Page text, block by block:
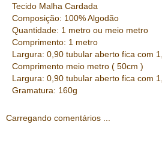
Tecido Malha Cardada
Composição: 100% Algodão
Quantidade: 1 metro ou meio metro
Comprimento: 1 metro
Largura: 0,90 tubular aberto fica com
Comprimento meio metro ( 50cm )
Largura: 0,90 tubular aberto fica com
Gramatura: 160g
Carregando comentários ...